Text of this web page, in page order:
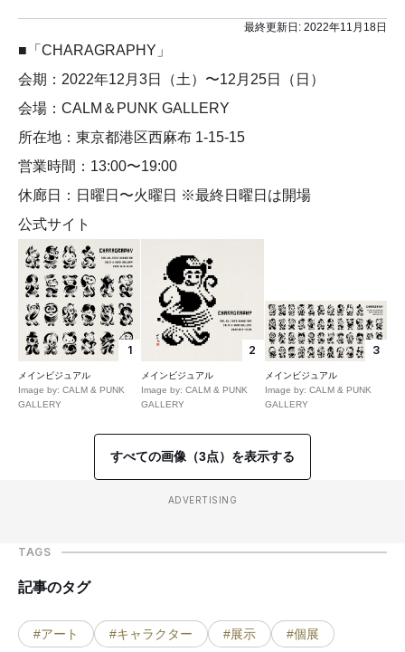
最終更新日: 2022年11月18日
■「CHARAGRAPHY」
会期：2022年12月3日（土）〜12月25日（日）
会場：CALM＆PUNK GALLERY
所在地：東京都港区西麻布 1-15-15
営業時間：13:00〜19:00
休廊日：日曜日〜火曜日 ※最終日曜日は開場
公式サイト
1
メインビジュアル
Image by: CALM & PUNK
GALLERY
2
メインビジュアル
Image by: CALM & PUNK
GALLERY
3
メインビジュアル
Image by: CALM & PUNK
GALLERY
すべての画像（3点）を表示する
ADVERTISING
TAGS
記事のタグ
#アート #キャラクター #展示 #個展